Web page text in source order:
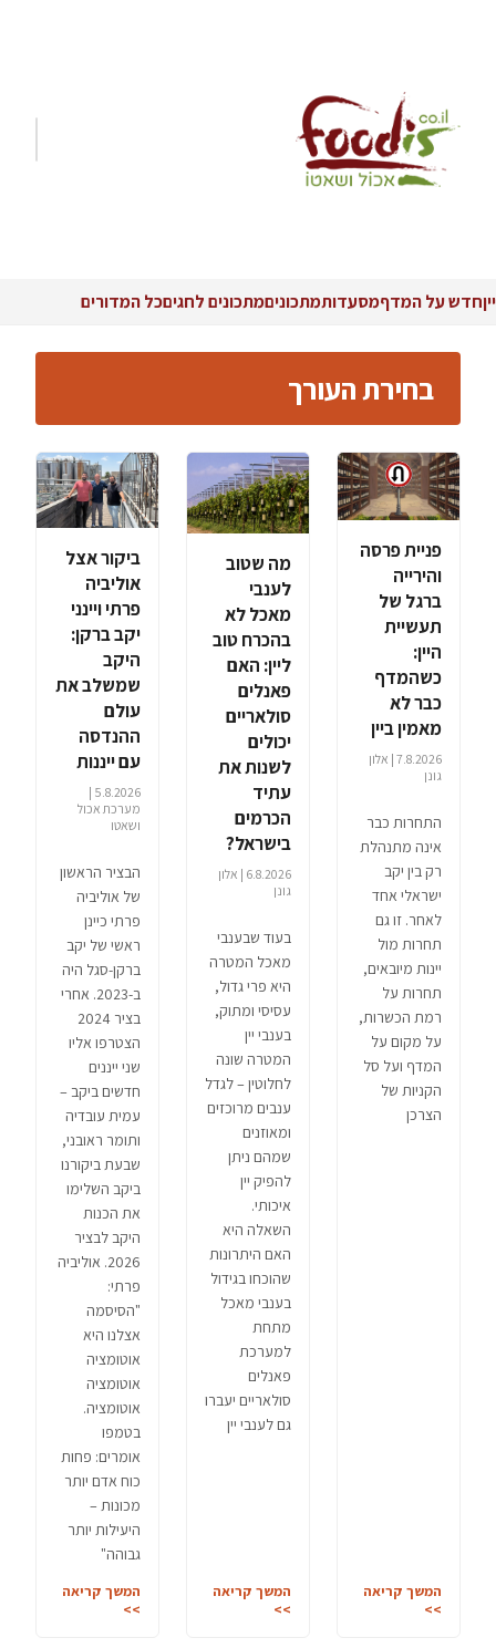
ייןחדש על המדףמסעדותמתכוניםמתכונים לחגיםכל המדורים
בחירת העורך
פניית פרסה
והירייה
ברגל של
תעשיית
היין:
כשהמדף
כבר לא
מאמין ביין
7.8.2026 | אלון
גונן
התחרות כבר
אינה מתנהלת
רק בין יקב
ישראלי אחד
לאחר. זו גם
תחרות מול
יינות מיובאים,
תחרות על
רמת הכשרות,
על מקום על
המדף ועל סל
הקניות של
הצרכן
המשך קריאה
>>
מה שטוב
לענבי
מאכל לא
בהכרח טוב
ליין: האם
פאנלים
סולאריים
יכולים
לשנות את
עתיד
הכרמים
בישראל?
6.8.2026 | אלון
גונן
בעוד שבענבי
מאכל המטרה
היא פרי גדול,
עסיסי ומתוק,
בענבי יין
המטרה שונה
לחלוטין – לגדל
ענבים מרוכזים
ומאוזנים
שמהם ניתן
להפיק יין
איכותי.
השאלה היא
האם היתרונות
שהוכחו בגידול
בענבי מאכל
מתחת
למערכת
פאנלים
סולאריים יעברו
גם לענבי יין
המשך קריאה
>>
ביקור אצל
אוליביה
פרתי ויינני
יקב ברקן:
היקב
שמשלב את
עולם
ההנדסה
עם ייננות
5.8.2026 |
מערכת אכול
ושאטו
הבציר הראשון
של אוליביה
פרתי כיינן
ראשי של יקב
ברקן-סגל היה
ב-2023. אחרי
בציר 2024
הצטרפו אליו
שני ייננים
חדשים ביקב –
עמית עובדיה
ותומר ראובני,
שבעת ביקורנו
ביקב השלימו
את הכנות
היקב לבציר
2026. אוליביה
פרתי:
"הסיסמה
אצלנו היא
אוטומציה
אוטומציה
אוטומציה.
בטמפו
אומרים: פחות
כוח אדם יותר
מכונות –
היעילות יותר
גבוהה"
המשך קריאה
>>